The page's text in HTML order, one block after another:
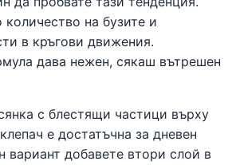
на бузите и
в кръгови движения.
дава нежен, сякаш вътрешен
с блестящи частици върху
е достатъчна за дневен
вариант добавете втори слой в